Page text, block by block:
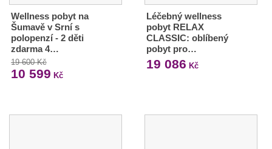
Wellness pobyt na
Šumavě v Srní s
polopenzí - 2 děti
zdarma 4…
19 600 Kč
10 599 Kč
Léčebný wellness
pobyt RELAX
CLASSIC: oblíbený
pobyt pro…
19 086 Kč